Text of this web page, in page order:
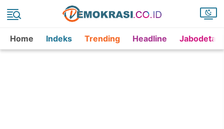
Home Indeks Trending Headline